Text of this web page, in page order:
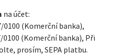
na účet:
0100 (Komerční banka),
0100 (Komerční banka), Při
prosím, SEPA platbu.